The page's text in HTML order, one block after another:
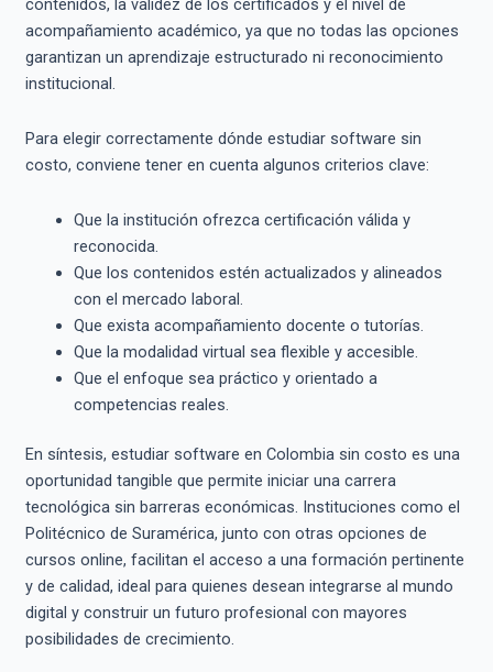
contenidos, la validez de los certificados y el nivel de
acompañamiento académico, ya que no todas las opciones
garantizan un aprendizaje estructurado ni reconocimiento
institucional.
Para elegir correctamente dónde estudiar software sin
costo, conviene tener en cuenta algunos criterios clave:
Que la institución ofrezca certificación válida y
reconocida.
Que los contenidos estén actualizados y alineados
con el mercado laboral.
Que exista acompañamiento docente o tutorías.
Que la modalidad virtual sea flexible y accesible.
Que el enfoque sea práctico y orientado a
competencias reales.
En síntesis, estudiar software en Colombia sin costo es una
oportunidad tangible que permite iniciar una carrera
tecnológica sin barreras económicas. Instituciones como el
Politécnico de Suramérica, junto con otras opciones de
cursos online, facilitan el acceso a una formación pertinente
y de calidad, ideal para quienes desean integrarse al mundo
digital y construir un futuro profesional con mayores
posibilidades de crecimiento.